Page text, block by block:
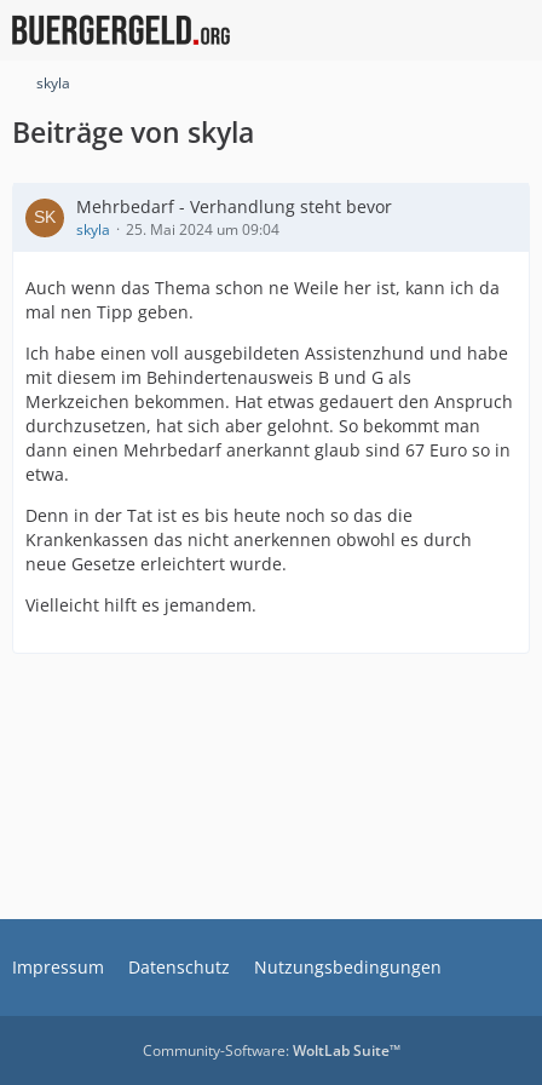
skyla
Beiträge von skyla
Mehrbedarf - Verhandlung steht bevor
skyla 25. Mai 2024 um 09:04
Auch wenn das Thema schon ne Weile her ist, kann ich da
mal nen Tipp geben.
Ich habe einen voll ausgebildeten Assistenzhund und habe
mit diesem im Behindertenausweis B und G als
Merkzeichen bekommen. Hat etwas gedauert den Anspruch
durchzusetzen, hat sich aber gelohnt. So bekommt man
dann einen Mehrbedarf anerkannt glaub sind 67 Euro so in
etwa.
Denn in der Tat ist es bis heute noch so das die
Krankenkassen das nicht anerkennen obwohl es durch
neue Gesetze erleichtert wurde.
Vielleicht hilft es jemandem.
Impressum Datenschutz Nutzungsbedingungen
Community-Software:WoltLab Suite™